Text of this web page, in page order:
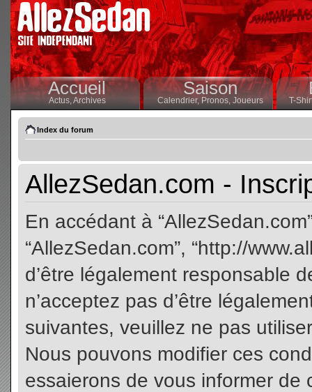
Accueil
Actus,Archives
Saison
Calendrier,Pronos, Joueurs T-
Index du forum
AllezSedan.com -
En accédant à
“AllezSedan.com”, “http://
d’être légalement responsable
n’acceptez pas d’être
suivantes, veuillez ne pas
Nous pouvons modifier ces
essaierons de vous informer